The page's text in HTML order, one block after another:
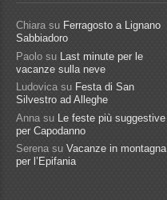
Chiarasu Ferragosto a Lignano
Sabbiadoro
Paolo su
Last minute per le
vacanze sulla neve
Ludovica su Festa di San
Silvestro ad Alleghe
Anna su
Le feste più suggestive
per Capodanno
Serena su Vacanze in montagna
per l’Epifania